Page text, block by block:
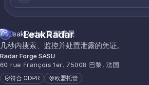
LeakRadar
几秒内搜索、监控并处置泄露的凭证。
Radar Forge SASU
60 rue François 1er, 75008 巴黎, 法国
符合 GDPR 欧盟托管